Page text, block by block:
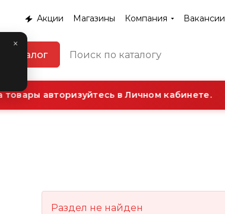
×
Акции Магазины Компания Вакансии
Каталог
авторизуйтесь в Личном кабинете.
Раздел не найден